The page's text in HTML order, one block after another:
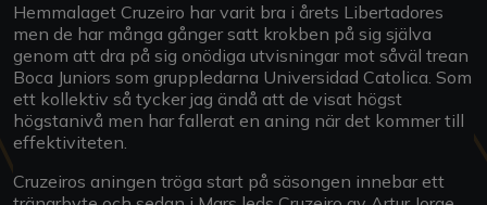
Hemmalaget Cruzeiro har varit bra i årets Libertadores
men de har många gånger satt krokben på sig själva
genom att dra på sig onödiga utvisningar mot såväl trean
Boca Juniors som gruppledarna Universidad Catolica. Som
ett kollektiv så tycker jag ändå att de visat högst
högstanivå men har fallerat en aning när det kommer till
effektiviteten.
Cruzeiros aningen tröga start på säsongen innebar ett